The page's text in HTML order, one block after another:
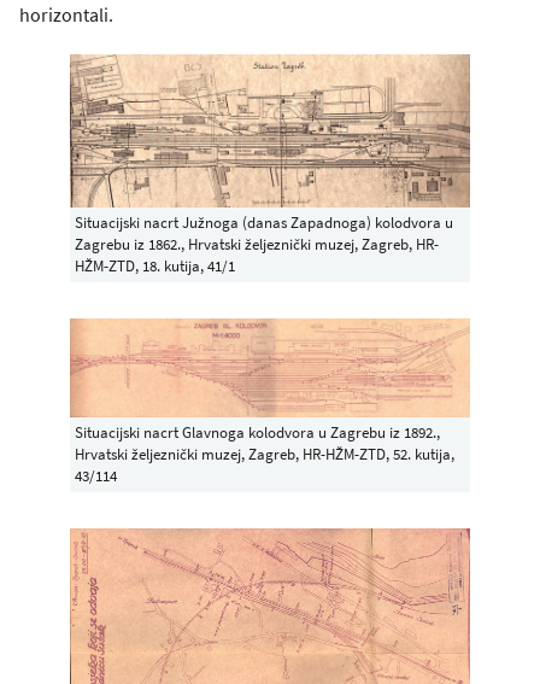
horizontali.
Situacijski nacrt Južnoga (danas Zapadnoga) kolodvora u
Zagrebu iz 1862., Hrvatski željeznički muzej, Zagreb, HR-
HŽM-ZTD, 18. kutija, 41/1
Situacijski nacrt Glavnoga kolodvora u Zagrebu iz 1892.,
Hrvatski željeznički muzej, Zagreb, HR-HŽM-ZTD, 52. kutija,
43/114